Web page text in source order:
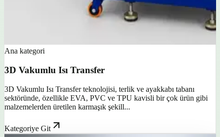
Ana kategori
3D Vakumlu Isı Transfer
3D Vakumlu Isı Transfer teknolojisi, terlik ve ayakkabı tabanı
sektöründe, özellikle EVA, PVC ve TPU kavisli bir çok ürün gibi
malzemelerden üretilen karmaşık şekill...
Kategoriye Git